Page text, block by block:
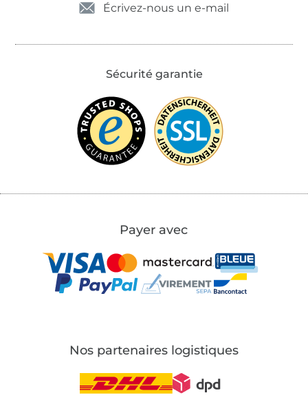
Écrivez-nous un e-mail
Sécurité garantie
Payer avec
Nos partenaires logistiques